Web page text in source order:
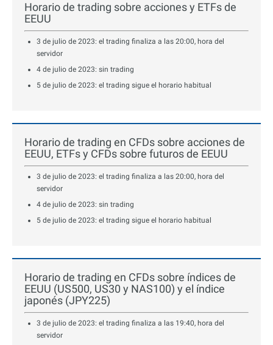
Horario de trading sobre acciones y ETFs de
EEUU
3 de julio de 2023: el trading finaliza a las 20:00, hora del
servidor
4 de julio de 2023: sin trading
5 de julio de 2023: el trading sigue el horario habitual
Horario de trading en CFDs sobre acciones de
EEUU, ETFs y CFDs sobre futuros de EEUU
3 de julio de 2023: el trading finaliza a las 20:00, hora del
servidor
4 de julio de 2023: sin trading
5 de julio de 2023: el trading sigue el horario habitual
Horario de trading en CFDs sobre índices de
EEUU (US500, US30 y NAS100) y el índice
japonés (JPY225)
3 de julio de 2023: el trading finaliza a las 19:40, hora del
servidor